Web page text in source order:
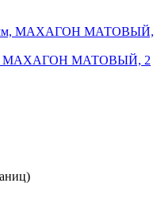
МАХАГОН МАТОВЫЙ, 2